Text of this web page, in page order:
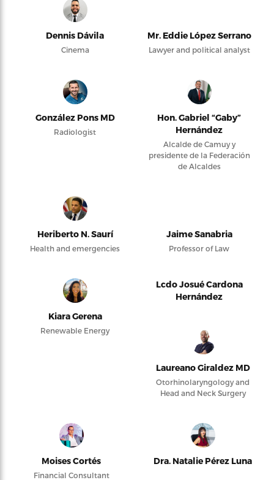
Dennis Dávila
Cinema
Mr. Eddie López Serrano
Lawyer and political analyst
González Pons MD
Radiologist
Hon. Gabriel “Gaby”
Hernández
Alcalde de Camuy y
presidente de la Federación
de Alcaldes
Heriberto N. Saurí
Health and emergencies
Jaime Sanabria
Professor of Law
Kiara Gerena
Renewable Energy
Lcdo Josué Cardona
Hernández
Laureano Giraldez MD
Otorhinolaryngology and
Head and Neck Surgery
Moises Cortés
Financial Consultant
Dra. Natalie Pérez Luna